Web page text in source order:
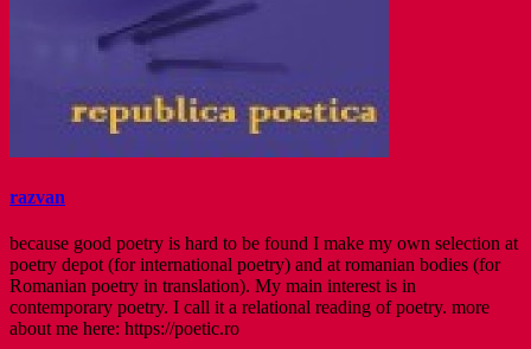
razvan
because good poetry is hard to be found I make my own selection at
poetry depot (for international poetry) and at romanian bodies (for
Romanian poetry in translation). My main interest is in
contemporary poetry. I call it a relational reading of poetry. more
about me here: https://poetic.ro